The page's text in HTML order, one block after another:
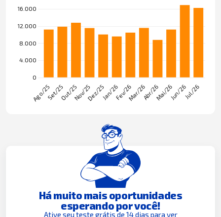
Há muito mais oportunidades
esperando por você!
Ative seu teste grátis de 14 dias para ver